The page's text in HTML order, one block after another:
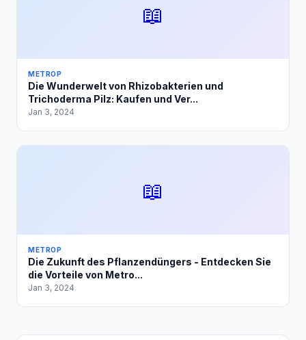
📖
METROP
Die Wunderwelt von Rhizobakterien und
Trichoderma Pilz: Kaufen und Ver...
Jan 3, 2024
📖
METROP
Die Zukunft des Pflanzendüngers - Entdecken Sie
die Vorteile von Metro...
Jan 3, 2024